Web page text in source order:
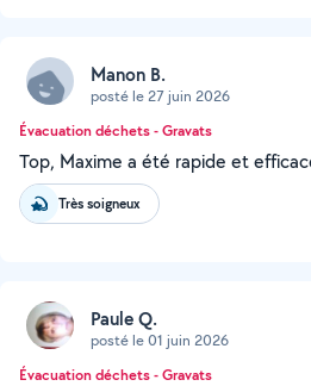
Manon B.
posté le 27 juin 2026
Évacuation déchets - Gravats
Top, Maxime a été rapide et
Très soigneux
Paule Q.
posté le 01 juin 2026
Évacuation déchets - Gravats